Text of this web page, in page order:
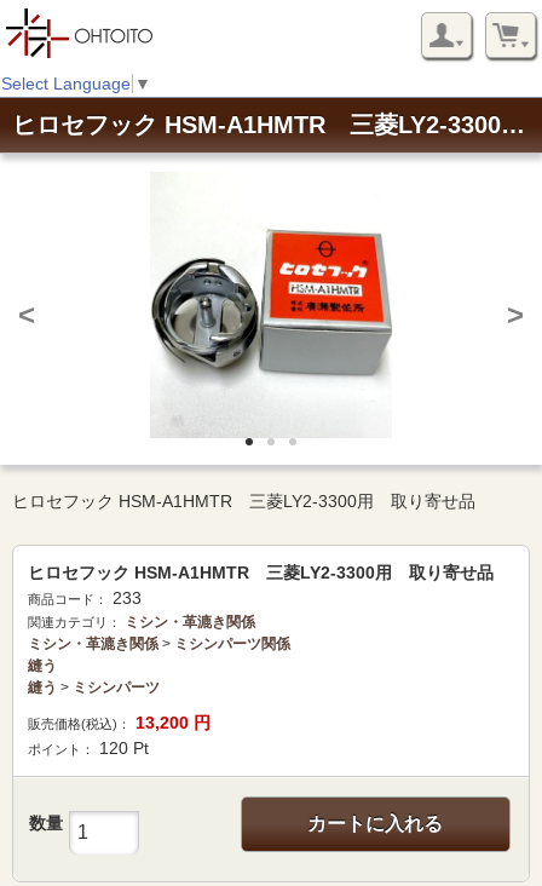
Select Language ▼
ヒロセフック HSM-A1HMTR 三菱LY2-3300用 取り寄せ品
< >
ヒロセフック HSM-A1HMTR 三菱LY2-3300用 取り寄せ品
ヒロセフック HSM-A1HMTR 三菱LY2-3300用 取り寄せ品
商品コード： 233
関連カテゴリ：
ミシン・革漉き関係
ミシン・革漉き関係 > ミシンパーツ関係
縫う
縫う > ミシンパーツ
販売価格(税込)： 13,200 円
ポイント： 120 Pt
数量 カートに入れる